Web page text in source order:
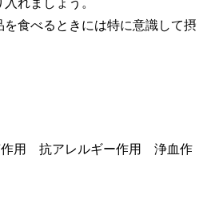
れましょう。
食べるときには特に意識して摂
作用 抗アレルギー作用 浄血作